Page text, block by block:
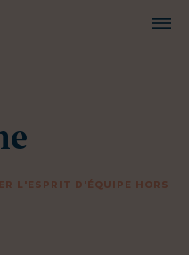
L'ESPRIT D'ÉQUIPE HORS